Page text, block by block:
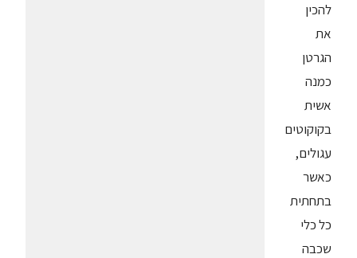
להכין
את
הגרטן
כמנה
אשית
בקוקוטים
עגולים,
כאשר
בתחתית
כל כלי
שכבה